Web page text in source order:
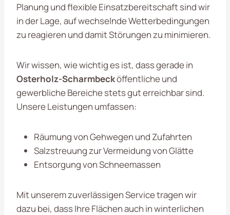
Planung und flexible Einsatzbereitschaft sind wir
in der Lage, auf wechselnde Wetterbedingungen
zu reagieren und damit Störungen zu minimieren.
Wir wissen, wie wichtig es ist, dass gerade in
Osterholz-Scharmbecköffentliche und
gewerbliche Bereiche stets gut erreichbar sind.
Unsere Leistungen umfassen:
Räumung von Gehwegen und Zufahrten
Salzstreuung zur Vermeidung von Glätte
Entsorgung von Schneemassen
Mit unserem zuverlässigen Service tragen wir
dazu bei, dass Ihre Flächen auch in winterlichen